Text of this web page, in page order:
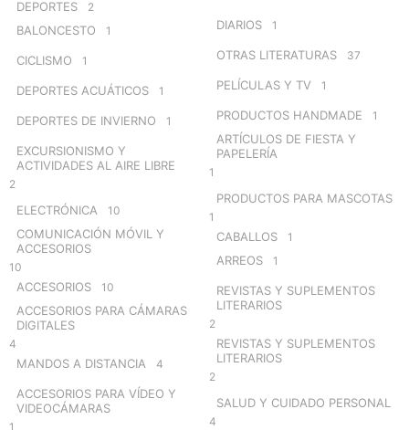
DEPORTES 2
BALONCESTO 1
CICLISMO 1
DEPORTES ACUÁTICOS 1
DEPORTES DE INVIERNO 1
EXCURSIONISMO Y
ACTIVIDADES AL AIRE LIBRE
2
ELECTRÓNICA 10
COMUNICACIÓN MÓVIL Y
ACCESORIOS
10
ACCESORIOS 10
ACCESORIOS PARA CÁMARAS
DIGITALES
4
MANDOS A DISTANCIA 4
ACCESORIOS PARA VÍDEO Y
VIDEOCÁMARAS
1
DIARIOS 1
OTRAS LITERATURAS 37
PELÍCULAS Y TV 1
PRODUCTOS HANDMADE 1
ARTÍCULOS DE FIESTA Y
PAPELERÍA
1
PRODUCTOS PARA MASCOTAS
1
CABALLOS 1
ARREOS 1
REVISTAS Y SUPLEMENTOS
LITERARIOS
2
REVISTAS Y SUPLEMENTOS
LITERARIOS
2
SALUD Y CUIDADO PERSONAL
4